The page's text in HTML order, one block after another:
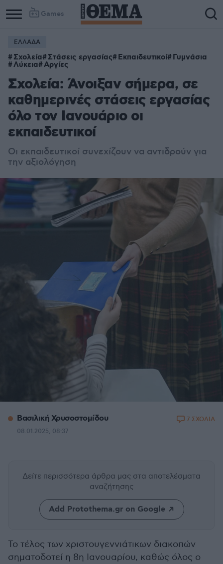
Games
ΕΛΛΑΔΑ
Σχολεία Στάσεις εργασίας Εκπαιδευτικοί Γυμνάσια
Λύκεια Αργίες
Σχολεία: Άνοιξαν σήμερα, σε
καθημερινές στάσεις εργασίας
όλο τον Ιανουάριο οι
εκπαιδευτικοί
Οι εκπαιδευτικοί συνεχίζουν να αντιδρούν για
την αξιολόγηση
Βασιλική Χρυσοστομίδου
08.01.2025, 08:37
7 ΣΧΟΛΙΑ
Δείτε περισσότερα άρθρα μας στα αποτελέσματα
αναζήτησης
Add Protothema.gr on Google
Το τέλος των χριστουγεννιάτικων διακοπών
σηματοδοτεί η 8η Ιανουαρίου, καθώς όλος ο